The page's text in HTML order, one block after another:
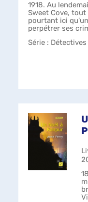
1918. Au
Sweet Cove,
pourtant ici
perpétrer ses
Série : Détectives